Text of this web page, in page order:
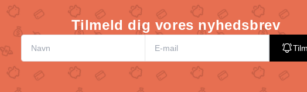
Tilmeld dig vores nyhedsbrev